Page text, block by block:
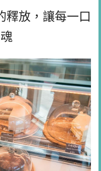
釋放，讓每一口